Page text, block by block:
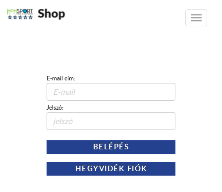
Toggle
E-mail cím:
Jelszó:
BELÉPÉS
HEGYVIDÉK FIÓK